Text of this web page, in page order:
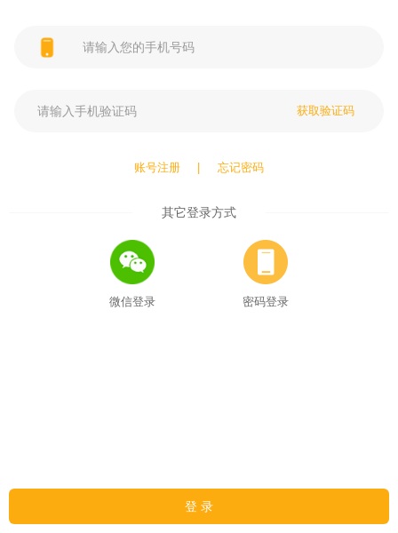
获取验证码
账号注册 忘记密码
登 录
其它登录方式
微信登录 密码登录